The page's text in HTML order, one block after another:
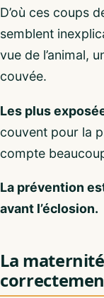
D’où ces coups
semblent
vue de l’animal,
couvée.
Les plus
couvent pour la
compte
La prévention
avant l’éclosion.
La